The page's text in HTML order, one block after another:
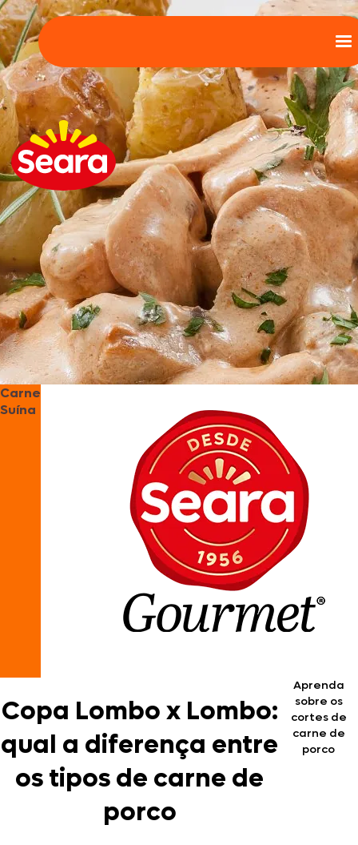
Carne
Suína
Copa Lombo x Lombo:
qual a diferença entre
os tipos de carne de
porco
Aprenda
sobre os
cortes de
carne de
porco